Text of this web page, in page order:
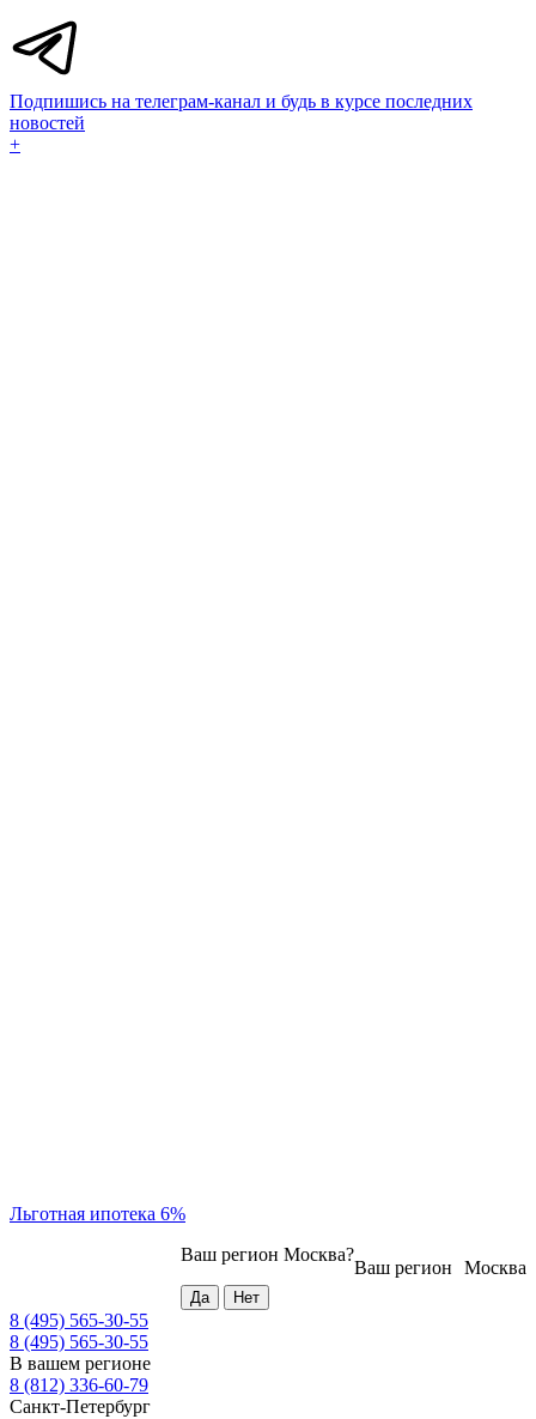
Подпишись на телеграм-канал и будь в курсе последних
новостей
+
Льготная ипотека 6%
Москва
Ваш регион
Ваш регион Москва?
8 (495) 565-30-55
8 (495) 565-30-55
В вашем регионе
8 (812) 336-60-79
Санкт-Петербург